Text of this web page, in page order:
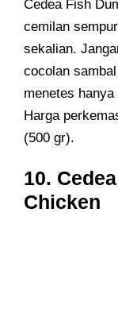
Cedea Fish
cemilan
sekalian.
cocolan
menetes
Harga
(500 gr).
10.
Chicken